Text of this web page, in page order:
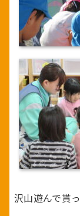
沢山遊んで貰